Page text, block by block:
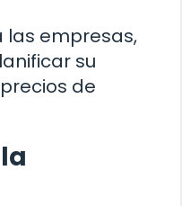
las empresas,
su
de